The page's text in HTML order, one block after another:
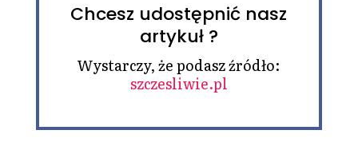
Chcesz udostępnić nasz
artykuł ?
Wystarczy, że podasz źródło:
szczesliwie.pl